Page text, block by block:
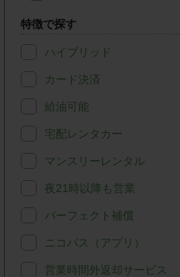
特徴で探す
ハイブリッド
カード決済
給油可能
宅配レンタカー
マンスリーレンタル
夜21時以降も営業
パーフェクト補償
ニコパス（アプリ）
営業時間外返却サービス